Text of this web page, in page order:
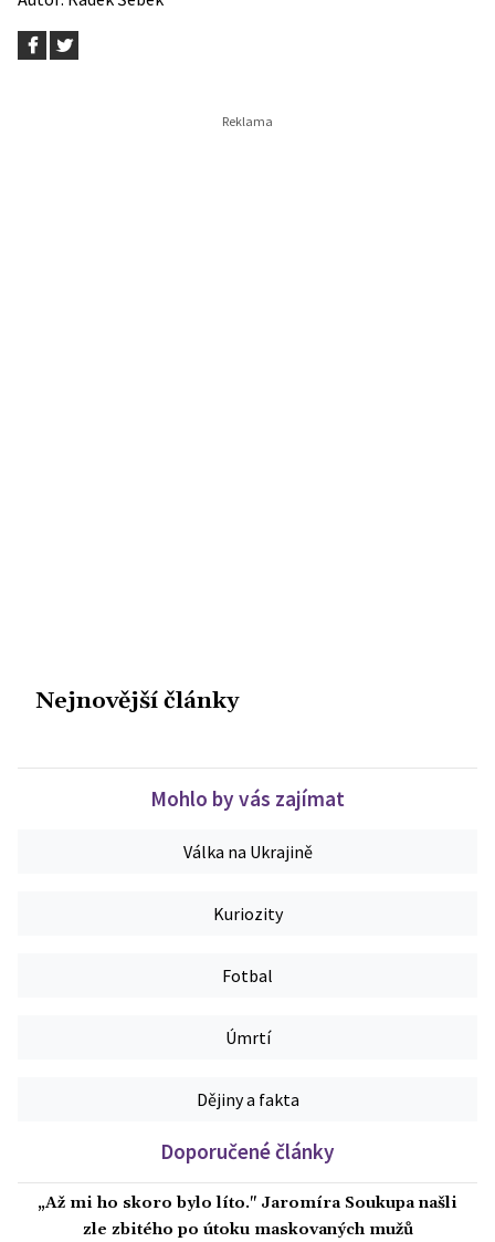
Nejnovější články
Mohlo by vás zajímat
Válka na Ukrajině
Kuriozity
Fotbal
Úmrtí
Dějiny a fakta
Doporučené články
„Až mi ho skoro bylo líto." Jaromíra Soukupa našli
zle zbitého po útoku maskovaných mužů